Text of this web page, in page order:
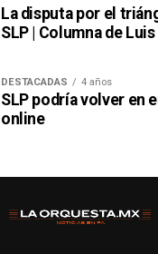
La disputa por el
SLP | Columna de
DESTACADAS 4 años
SLP podría volver en
online